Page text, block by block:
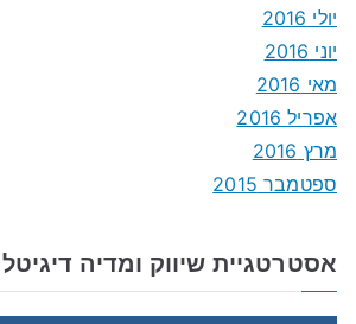
יולי 2016
יוני 2016
מאי 2016
אפריל 2016
מרץ 2016
ספטמבר 2015
אסטרטגיית שיווק ומדיה